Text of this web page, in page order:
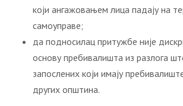
који ангажовањем лица падају на
самоуправе;
да подносилац притужбе није
основу пребивалишта из разлога
запослених који имају
других општина.